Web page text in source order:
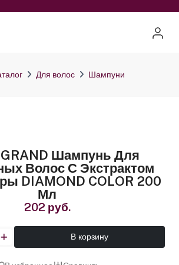
Для волос Шампуни
GRAND Шампунь Для
Волос С Экстрактом
DIAMOND COLOR 200
Мл
202 руб.
В корзину